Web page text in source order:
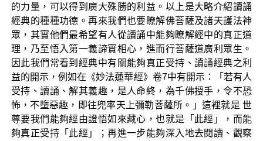
的力量，可以得到廣大殊勝的利益。以上是大略介紹讀誦
經典的種種功德。再來我們也要瞭解佛菩薩及諸天護法神
眾，其實他們最希望有人從讀誦中能夠瞭解經中的真正道
理，乃至悟入第一義諦實相心，進而行菩薩道廣利眾生。
因此我們常看到經典中有關能夠真正受持、讀誦經典之利
益的開示，例如在《妙法蓮華經》卷7中有開示：「若有人
受持、讀誦、解其義趣，是人命終，為千佛授手，令不恐
怖，不墮惡趣，即往兜率天上彌勒菩薩所。」這裡就是 世
尊要我們能夠經由證悟如來藏心，也就是「此經」，而能
夠真正受持「此經」；再進一步能夠深入地去閱讀、觀察